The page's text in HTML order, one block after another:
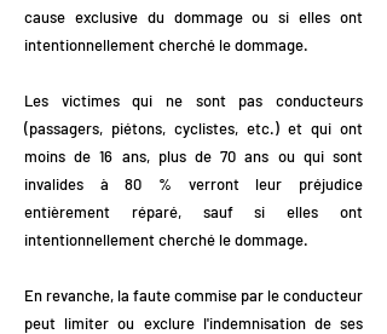
cause exclusive du dommage ou si elles ont
intentionnellement cherché le dommage.
Les victimes qui ne sont pas conducteurs
(passagers, piétons, cyclistes, etc.) et qui ont
moins de 16 ans, plus de 70 ans ou qui sont
invalides à 80 % verront leur préjudice
entièrement réparé, sauf si elles ont
intentionnellement cherché le dommage.
En revanche, la faute commise par le conducteur
peut limiter ou exclure l'indemnisation de ses